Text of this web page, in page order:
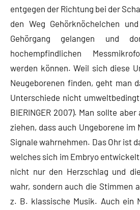
entgegen der Richtung bei der
den Weg Gehörknöchelchen
Gehörgang gelangen und
hochempfindlichen
werden können. Weil sich diese
Neugeborenen finden, geht man
Unterschiede nicht
BIERINGER 2007). Man sollte
ziehen, dass auch Ungeborene
Signale wahrnehmen. Das Ohr ist
welches sich im Embryo
nicht nur den Herzschlag und
wahr, sondern auch die Stimmen
z. B. klassische Musik. Auch ein